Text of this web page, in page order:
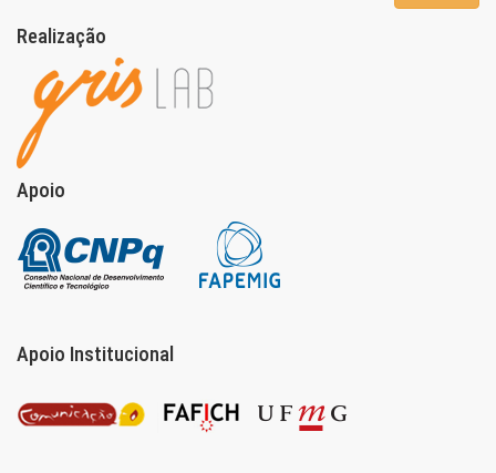
Realização
Apoio
Apoio Institucional